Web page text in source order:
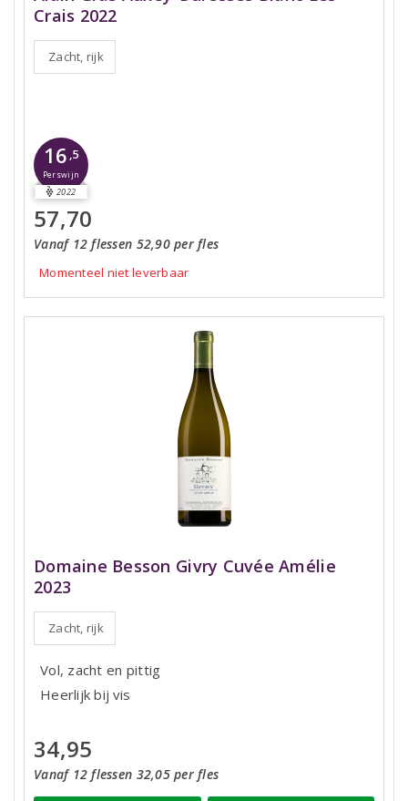
Crais 2022
Zacht, rijk
16 ,5
Perswijn
2022
57,70
Vanaf 12 flessen 52,90 per fles
Momenteel niet leverbaar
Domaine Besson Givry Cuvée Amélie
2023
Zacht, rijk
Vol, zacht en pittig
Heerlijk bij vis
34,95
Vanaf 12 flessen 32,05 per fles